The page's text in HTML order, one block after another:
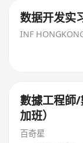
数据开发实
INF
數據工程師
加班）
百奇星